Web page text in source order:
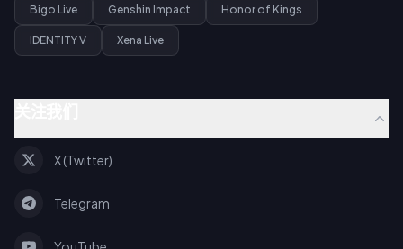
Bigo Live Genshin Impact Honor of Kings
IDENTITY V Xena Live
X (Twitter)
Telegram